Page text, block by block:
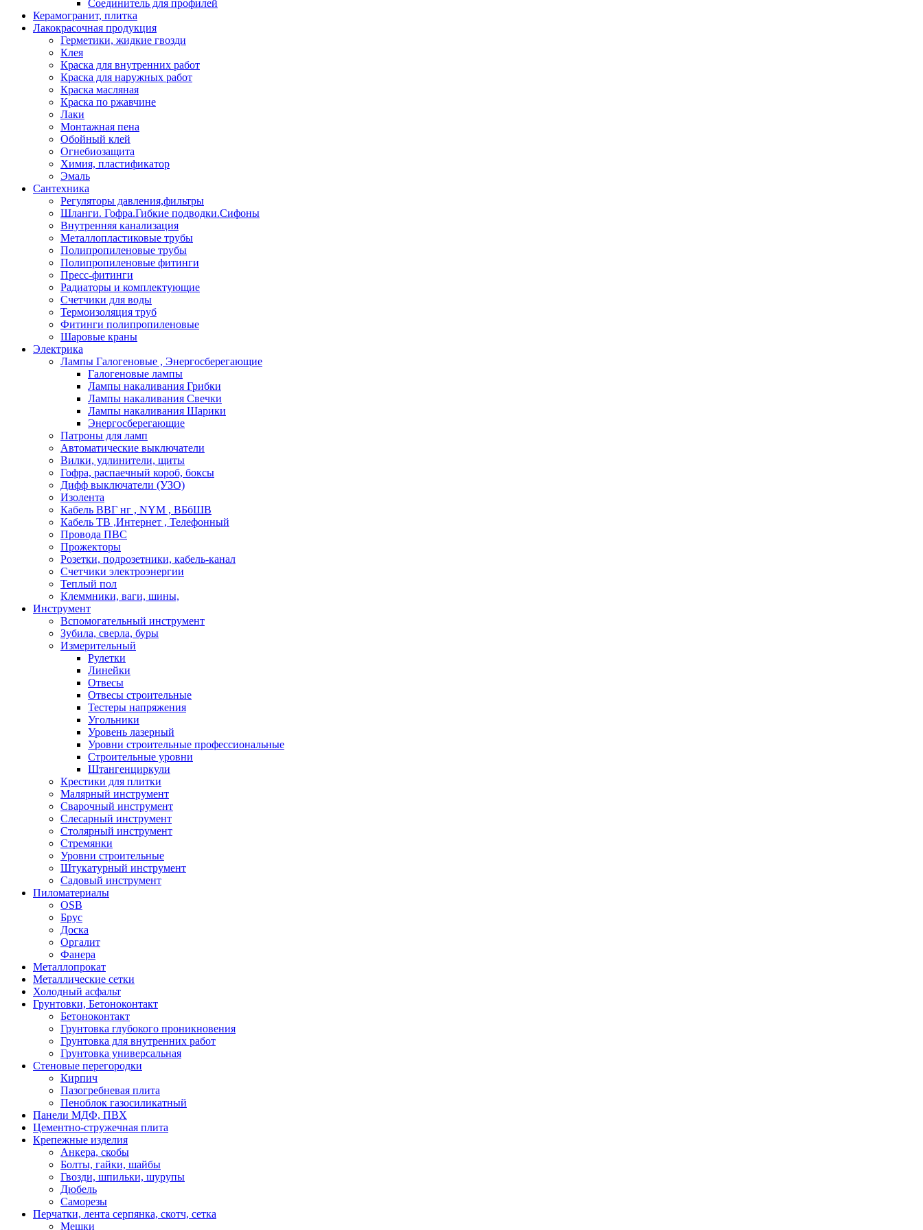
Соединитель для профилей
Керамогранит, плитка
Лакокрасочная продукция
Герметики, жидкие гвозди
Клея
Краска для внутренних работ
Краска для наружных работ
Краска масляная
Краска по ржавчине
Лаки
Монтажная пена
Обойный клей
Огнебиозащита
Химия, пластификатор
Эмаль
Сантехника
Регуляторы давления,фильтры
Шланги. Гофра.Гибкие подводки.Сифоны
Внутренняя канализация
Металлопластиковые трубы
Полипропиленовые трубы
Полипропиленовые фитинги
Пресс-фитинги
Радиаторы и комплектующие
Счетчики для воды
Термоизоляция труб
Фитинги полипропиленовые
Шаровые краны
Электрика
Лампы Галогеновые , Энергосберегающие
Галогеновые лампы
Лампы накаливания Грибки
Лампы накаливания Свечки
Лампы накаливания Шарики
Энергосберегающие
Патроны для ламп
Автоматические выключатели
Вилки, удлинители, щиты
Гофра, распаечный короб, боксы
Дифф выключатели (УЗО)
Изолента
Кабель ВВГ нг , NYM , ВБбШВ
Кабель ТВ ,Интернет , Телефонный
Провода ПВС
Прожекторы
Розетки, подрозетники, кабель-канал
Счетчики электроэнергии
Теплый пол
Клеммники, ваги, шины,
Инструмент
Вспомогательный инструмент
Зубила, сверла, буры
Измерительный
Рулетки
Линейки
Отвесы
Отвесы строительные
Тестеры напряжения
Угольники
Уровень лазерный
Уровни строительные профессиональные
Строительные уровни
Штангенциркули
Крестики для плитки
Малярный инструмент
Сварочный инструмент
Слесарный инструмент
Столярный инструмент
Стремянки
Уровни строительные
Штукатурный инструмент
Садовый инструмент
Пиломатериалы
OSB
Брус
Доска
Оргалит
Фанера
Металлопрокат
Металлические сетки
Холодный асфальт
Грунтовки, Бетоноконтакт
Бетоноконтакт
Грунтовка глубокого проникновения
Грунтовка для внутренних работ
Грунтовка универсальная
Стеновые перегородки
Кирпич
Пазогребневая плита
Пеноблок газосиликатный
Панели МДФ, ПВХ
Цементно-стружечная плита
Крепежные изделия
Анкера, скобы
Болты, гайки, шайбы
Гвозди, шпильки, шурупы
Дюбель
Саморезы
Перчатки, лента серпянка, скотч, сетка
Мешки